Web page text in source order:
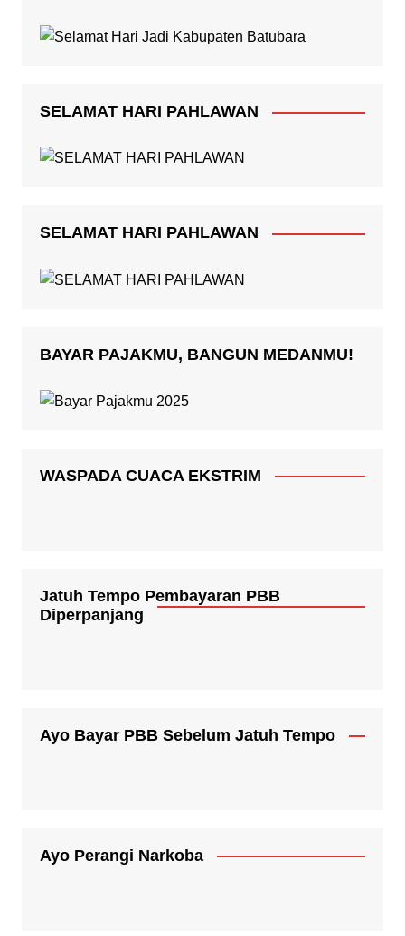
SELAMAT HARI PAHLAWAN
SELAMAT HARI PAHLAWAN
BAYAR PAJAKMU, BANGUN MEDANMU!
WASPADA CUACA EKSTRIM
Jatuh Tempo Pembayaran PBB
Diperpanjang
Ayo Bayar PBB Sebelum Jatuh Tempo
Ayo Perangi Narkoba